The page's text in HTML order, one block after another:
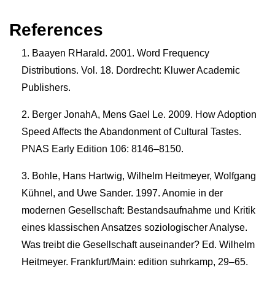
References
Baayen RHarald. 2001. Word Frequency
Distributions. Vol. 18. Dordrecht: Kluwer Academic
Publishers.
Berger JonahA, Mens Gael Le. 2009. How Adoption
Speed Affects the Abandonment of Cultural Tastes.
PNAS Early Edition 106: 8146–8150.
Bohle, Hans Hartwig, Wilhelm Heitmeyer, Wolfgang
Kühnel, and Uwe Sander. 1997. Anomie in der
modernen Gesellschaft: Bestandsaufnahme und Kritik
eines klassischen Ansatzes soziologischer Analyse.
Was treibt die Gesellschaft auseinander? Ed. Wilhelm
Heitmeyer. Frankfurt/Main: edition suhrkamp, 29–65.